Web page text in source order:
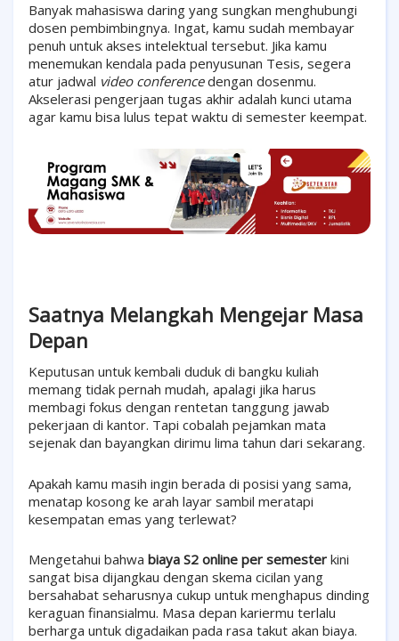
Banyak mahasiswa daring yang sungkan menghubungi
dosen pembimbingnya. Ingat, kamu sudah membayar
penuh untuk akses intelektual tersebut. Jika kamu
menemukan kendala pada penyusunan Tesis, segera
atur jadwal video conferencedengan dosenmu.
Akselerasi pengerjaan tugas akhir adalah kunci utama
agar kamu bisa lulus tepat waktu di semester keempat.
Saatnya Melangkah Mengejar Masa
Depan
Keputusan untuk kembali duduk di bangku kuliah
memang tidak pernah mudah, apalagi jika harus
membagi fokus dengan rentetan tanggung jawab
pekerjaan di kantor. Tapi cobalah pejamkan mata
sejenak dan bayangkan dirimu lima tahun dari sekarang.
Apakah kamu masih ingin berada di posisi yang sama,
menatap kosong ke arah layar sambil meratapi
kesempatan emas yang terlewat?
Mengetahui bahwa biaya S2 online per semester kini
sangat bisa dijangkau dengan skema cicilan yang
bersahabat seharusnya cukup untuk menghapus dinding
keraguan finansialmu. Masa depan kariermu terlalu
berharga untuk digadaikan pada rasa takut akan biaya.